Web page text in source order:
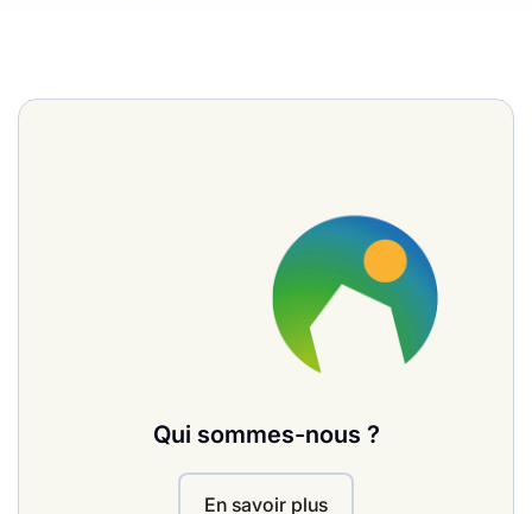
Qui sommes-nous ?
En savoir plus